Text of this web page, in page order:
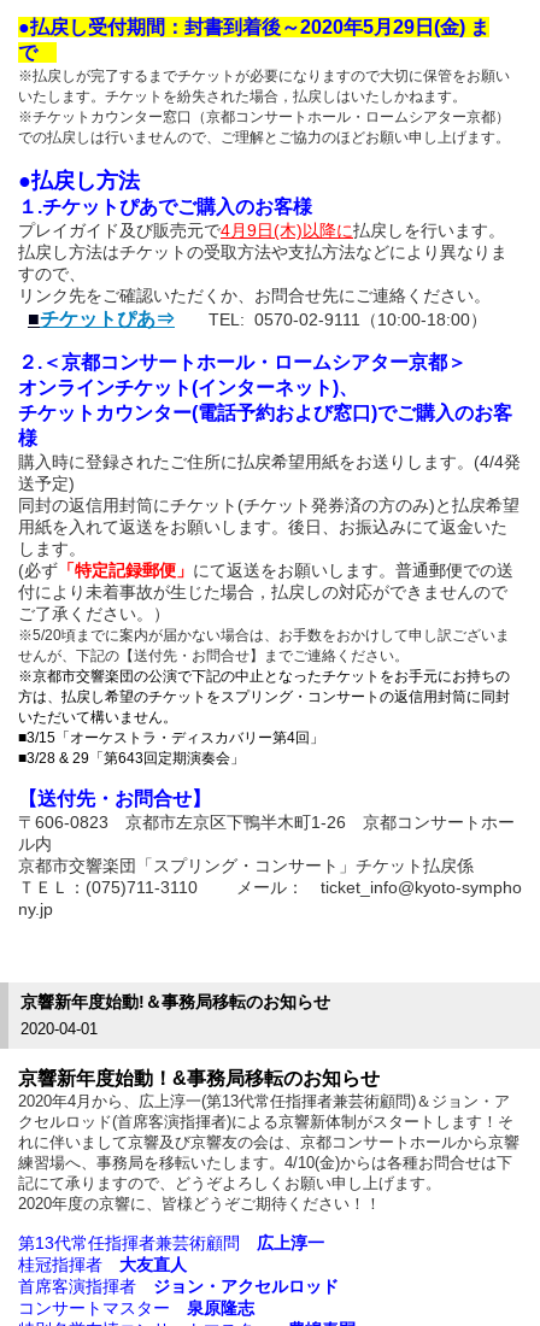
●払戻し受付期間：封書到着後～2020年5月29日(金) ま
で
※払戻しが完了するまでチケットが必要になりますので大切に保管をお願い
いたします。チケットを紛失された場合，払戻しはいたしかねます。
※チケットカウンター窓口（京都コンサートホール・ロームシアター京都）
での払戻しは行いませんので、ご理解とご協力のほどお願い申し上げます。
●払戻し方法
１.チケットぴあでご購入のお客様
プレイガイド及び販売元で4月9日(木)以降に払戻しを行います。
払戻し方法はチケットの受取方法や支払方法などにより異なりま
すので、
リンク先をご確認いただくか、お問合せ先にご連絡ください。
■チケットぴあ⇒ TEL: 0570-02-9111（10:00-18:00）
２.＜京都コンサートホール・ロームシアター京都＞
オンラインチケット(インターネット)、
チケットカウンター(電話予約および窓口)でご購入のお客
様
購入時に登録されたご住所に払戻希望用紙をお送りします。(4/4発
送予定)
同封の返信用封筒にチケット (チケット発券済の方のみ)と払戻希望
用紙を入れて返送をお願いします。後日、 お振込みにて返金いた
します。
(必ず 「特定記録郵便」 にて返送をお願いします。普通郵便での送
付により未着事故が生じた場合，払戻しの対応ができませんので
ご了承ください。）
※5/20頃までに案内が届かない場合は、お手数をおかけして申し訳ございま
せんが、下記の【送付先・お問合せ】までご連絡ください。
※京都市交響楽団の公演で下記の中止となったチケットをお手元にお持ちの
方は、 払戻し希望のチケットをスプリング・コンサートの返信用封筒に同封
いただいて構いません。
■3/15「オーケストラ・ディスカバリー第4回」
■3/28 & 29「第643回定期演奏会」
【送付先・お問合せ】
〒606-0823 京都市左京区下鴨半木町1-26 京都コンサートホー
ル内
京都市交響楽団「スプリング・コンサート」チケット払戻係
ＴＥＬ：(075)711-3110 メール： ticket_info@kyoto-sympho
ny.jp
京響新年度始動!＆事務局移転のお知らせ
2020-04-01
京響新年度始動！ &事務局移転のお知らせ
2020年4月から、広上淳一(第13代常任指揮者兼芸術顧問)＆ジョン・ア
クセルロッド(首席客演指揮者)による京響新体制がスタートします！そ
れに伴いまして京響及び京響友の会は、京都コンサートホールから京響
練習場へ、事務局を移転いたします。4/10(金)からは各種お問合せは下
記にて承りますので、どうぞよろしくお願い申し上げます。
2020年度の京響に、皆様どうぞご期待ください！！
第13代常任指揮者兼芸術顧問 広上淳一
桂冠指揮者 大友直人
首席客演指揮者 ジョン・アクセルロッド
コンサートマスター 泉原隆志